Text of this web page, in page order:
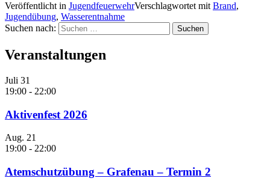
Veröffentlicht in JugendfeuerwehrVerschlagwortet mit Brand,
Jugendübung, Wasserentnahme
Suchen nach:
Veranstaltungen
Juli 31
19:00 - 22:00
Aktivenfest 2026
Aug. 21
19:00 - 22:00
Atemschutzübung – Grafenau – Termin 2